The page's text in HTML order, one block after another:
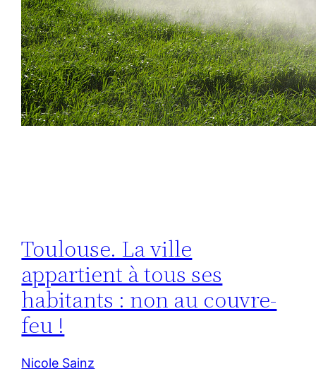
Toulouse. La ville
appartient à tous ses
habitants : non au couvre-
feu !
Nicole Sainz